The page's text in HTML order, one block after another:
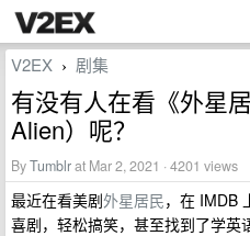
V2EX › 剧集
有没有人在看《外星
Alien）呢？
ByTumblrat Mar 2, 2021 · 4201 views
最近在看美剧外星居民，在 IMDB
喜剧，轻松搞笑，甚至找到了学